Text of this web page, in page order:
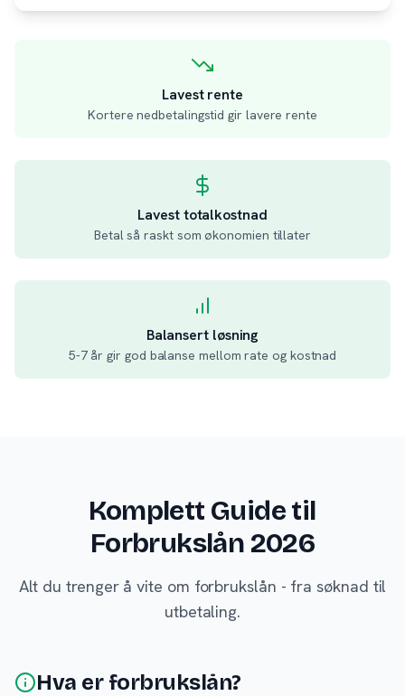
Lavest rente
Kortere nedbetalingstid gir lavere rente
Lavest totalkostnad
Betal så raskt som økonomien tillater
Balansert løsning
5-7 år gir god balanse mellom rate og kostnad
Komplett Guide til
Forbrukslån 2026
Alt du trenger å vite om forbrukslån - fra søknad til
utbetaling.
Hva er forbrukslån?